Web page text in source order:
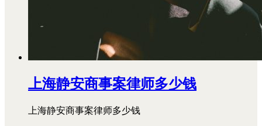
上海静安商事案律师多少钱
上海静安商事案律师多少钱